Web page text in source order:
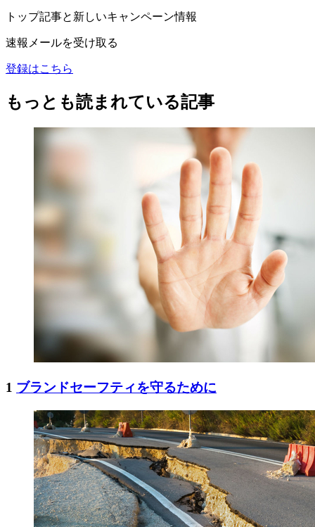
トップ記事と新しいキャンペーン情報
速報メールを受け取る
登録はこちら
もっとも読まれている記事
1 ブランドセーフティを守るために